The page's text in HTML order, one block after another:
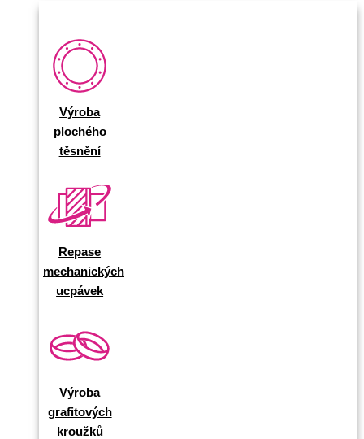
Výroba
plochého
těsnění
Repase
mechanických
ucpávek
Výroba
grafitových
kroužků